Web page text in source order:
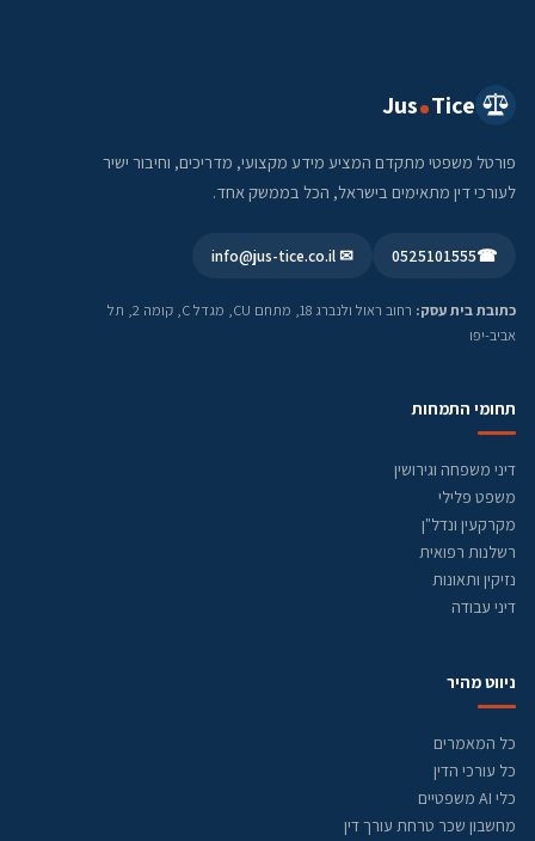
Jus Tice
פורטל משפטי מתקדם המציע מידע מקצועי, מדריכים, וחיבור ישיר
לעורכי דין מתאימים בישראל, הכל בממשק אחד.
☎
0525101555
✉ info@jus-tice.co.il
כתובת בית עסק:
רחוב ראול ולנברג 18, מתחם CU, מגדל C, קומה 2, תל
אביב-יפו
תחומי התמחות
דיני משפחה וגירושין
משפט פלילי
מקרקעין ונדל"ן
רשלנות רפואית
נזיקין ותאונות
דיני עבודה
ניווט מהיר
כל המאמרים
כל עורכי הדין
כלי AI משפטיים
מחשבון שכר טרחת עורך דין